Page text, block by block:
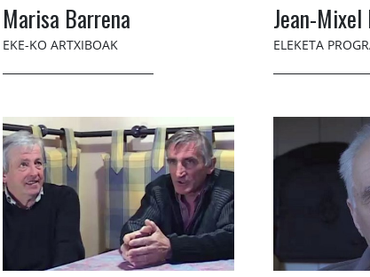
Marisa Barrena
EKE-KO ARTXIBOAK
Jean-Mixel
ELEKETA